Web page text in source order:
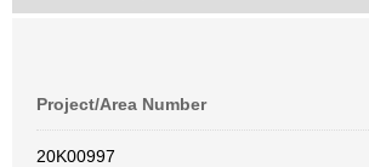
Project/Area Number
20K00997